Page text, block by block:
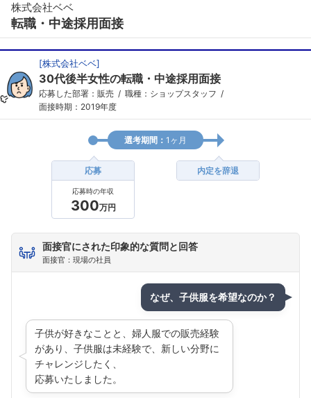
フォローしました
こちらの企業もフォローしませんか？
株式会社ベベ
転職・中途採用面接
[株式会社ベベ]
30代後半女性の転職・中途採用面接
応募した部署：販売
職種：ショップスタッフ
面接時期：2019年度
選考期間： 1ヶ月
応募
応募時の年収
300万円
内定を辞退
面接官にされた印象的な質問と回答
面接官：現場の社員
なぜ、子供服を希望なのか？
子供が好きなことと、婦人服での販売経験
があり、子供服は未経験で、新しい分野に
チャレンジしたく、
応募いたしました。